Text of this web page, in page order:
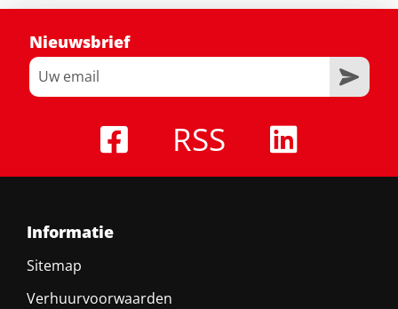
Nieuwsbrief
RSS
Informatie
Sitemap
Verhuurvoorwaarden